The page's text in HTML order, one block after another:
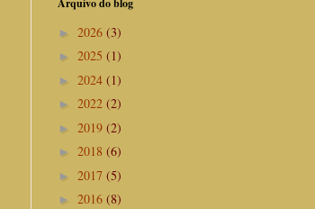
Arquivo do blog
► 2026 (3)
► 2025 (1)
► 2024 (1)
► 2022 (2)
► 2019 (2)
► 2018 (6)
► 2017 (5)
► 2016 (8)